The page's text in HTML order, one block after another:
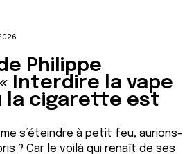
Philippe
Interdire la vape
la cigarette est
s’éteindre à petit feu, aurions-
? Car le voilà qui renaît de ses